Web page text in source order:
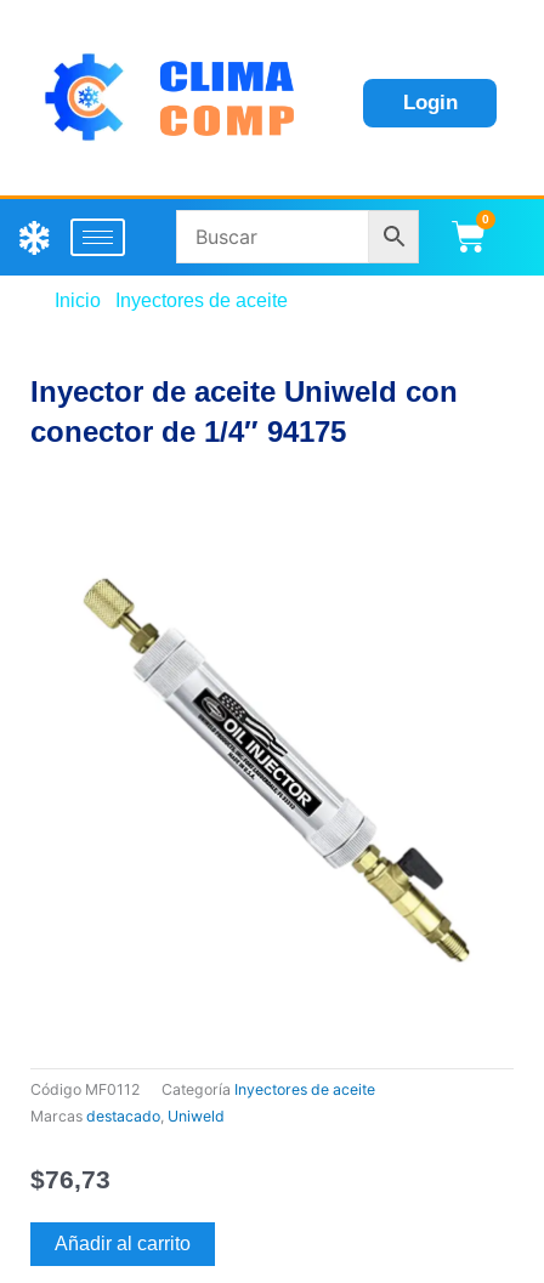
Login
0
Inicio Inyectores de aceite
Inyector de aceite Uniweld con
conector de 1/4″ 94175
Código MF0112 Categoría Inyectores de aceite
Marcas destacado, Uniweld
$76,73
Inyector
de
Añadir al carrito